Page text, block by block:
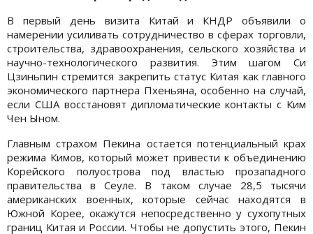
В первый день визита Китай и КНДР объявили о
намерении усиливать сотрудничество в сферах торговли,
строительства, здравоохранения, сельского хозяйства и
научно-технологического развития. Этим шагом Си
Цзиньпин стремится закрепить статус Китая как главного
экономического партнера Пхеньяна, особенно на случай,
если США восстановят дипломатические контакты с Ким
Чен Ыном.
Главным страхом Пекина остается потенциальный крах
режима Кимов, который может привести к объединению
Корейского полуострова под властью прозападного
правительства в Сеуле. В таком случае 28,5 тысячи
американских военных, которые сейчас находятся в
Южной Корее, окажутся непосредственно у сухопутных
границ Китая и России. Чтобы не допустить этого, Пекин